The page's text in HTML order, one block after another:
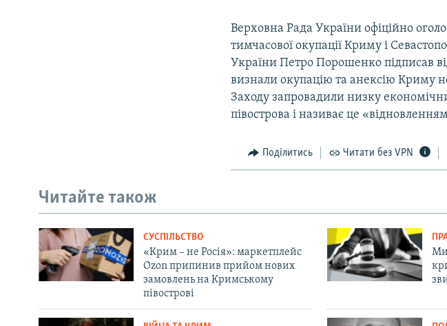
Верховна Рада України офіційно
тимчасової окупації Криму і
України Петро Порошенко підписав
визнали окупацію та анексію Криму
Заходу запровадили низку
півострова і називає це
Поділитись Читати без VPN
Читайте також
СУСПІЛЬСТВО
«Крим – не Росія»: маркетплейс
Ozon припинив прийом нових
замовлень на Кримському
півострові